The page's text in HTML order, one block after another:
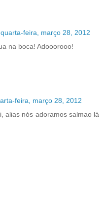
quarta-feira, março 28, 2012
na boca! Adooorooo!
feira, março 28, 2012
alias nós adoramos salmao lá